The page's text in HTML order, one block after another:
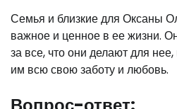
Семья и близкие для Оксаны
важное и ценное в ее жизни.
за все, что они делают для
им всю свою заботу и любовь.